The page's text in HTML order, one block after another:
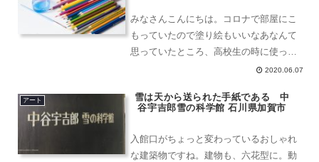
みなさんこんにちは。コロナで部屋にこ
もっていたので塗り絵もいいなあなんて
思っていたところ、高校生の時に使って
いた水彩色鉛筆のことを思い出しまし
ッチを本で拝見しました。水彩画のよう
2020.06.07
アート
雪は天から送られた手紙である 中
谷宇吉郎雪の科学館 石川県加賀市
入館口がちょっと変わっているおしゃれ
な建築物ですね。建物も、六花型に。動